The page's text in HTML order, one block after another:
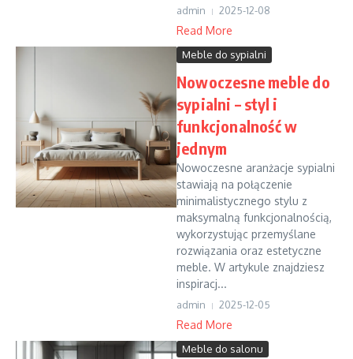
admin 2025-12-08
Read More
Meble do sypialni
Nowoczesne meble do
sypialni – styl i
funkcjonalność w
jednym
Nowoczesne aranżacje sypialni
stawiają na połączenie
minimalistycznego stylu z
maksymalną funkcjonalnością,
wykorzystując przemyślane
rozwiązania oraz estetyczne
meble. W artykule znajdziesz
inspiracj...
admin 2025-12-05
Read More
Meble do salonu